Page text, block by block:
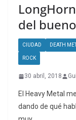
del
CIUDAD DEATH
ROCK
30 abril, 2018
El Heavy Metal
dando de qué